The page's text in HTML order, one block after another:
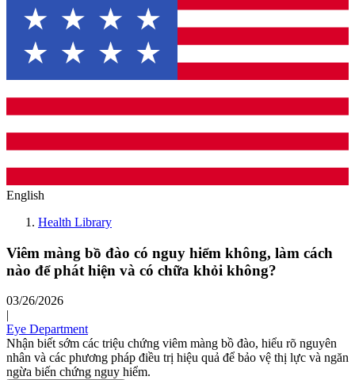
English
Health Library
Viêm màng bồ đào có nguy hiểm không, làm cách
nào để phát hiện và có chữa khỏi không?
03/26/2026
|
Eye Department
Nhận biết sớm các triệu chứng viêm màng bồ đào, hiểu rõ nguyên
nhân và các phương pháp điều trị hiệu quả để bảo vệ thị lực và ngăn
ngừa biến chứng nguy hiểm.